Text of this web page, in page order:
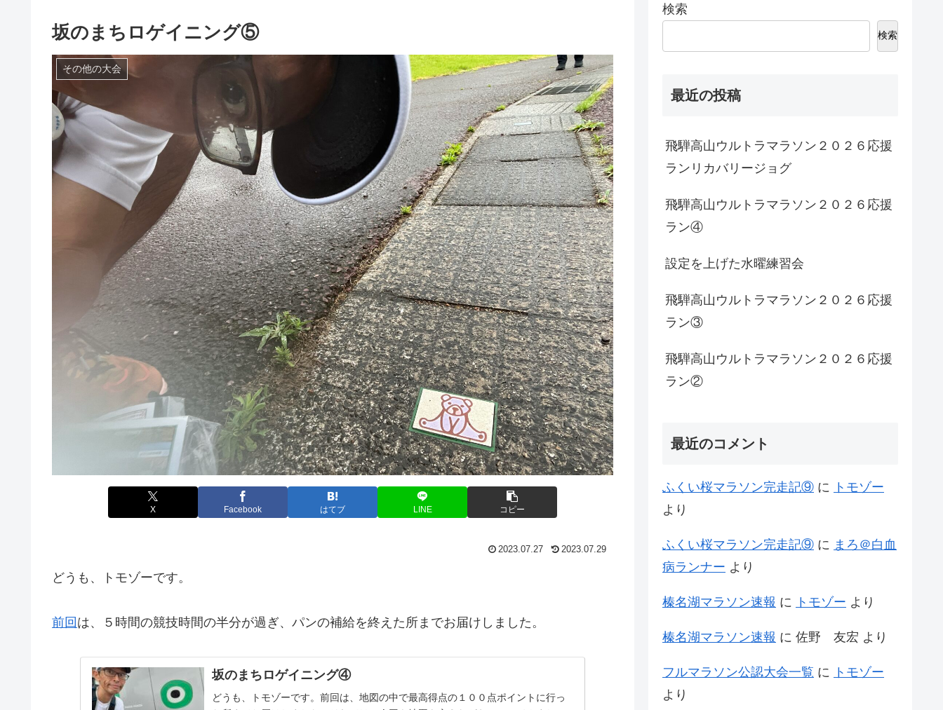
坂のまちロゲイニング⑤
その他の大会
X Facebook はてブ LINE コピー
2023.07.27 2023.07.29
どうも、トモゾーです。
前回 は、５時間の競技時間の半分が過ぎ、パンの補給を終えた所までお届けしました。
坂のまちロゲイニング④
どうも、トモゾーです。前回は、地図の中で最高得点の１００点ポイントに行っ
検索
検索
最近の投稿
飛騨高山ウルトラマラソン２０２６応援
ランリカバリージョグ
飛騨高山ウルトラマラソン２０２６応援
ラン④
設定を上げた水曜練習会
飛騨高山ウルトラマラソン２０２６応援
ラン③
飛騨高山ウルトラマラソン２０２６応援
ラン②
最近のコメント
ふくい桜マラソン完走記⑨ に
トモゾー
より
ふくい桜マラソン完走記⑨ に まろ＠白血
病ランナー より
榛名湖マラソン速報 に トモゾー より
榛名湖マラソン速報 に 佐野 友宏 より
フルマラソン公認大会一覧 に
トモゾー
より